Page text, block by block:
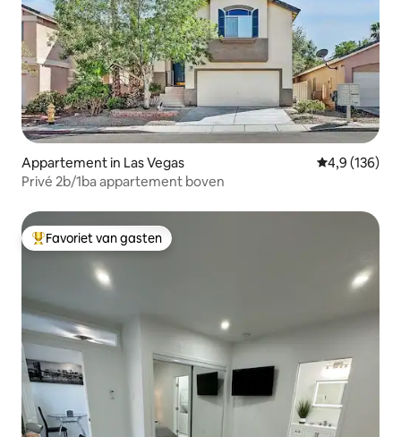
Appartement in Las Vegas Gemiddelde
4,9 (136)
Privé 2b/1ba appartement boven
Topfavoriet van gasten
Favoriet van gasten